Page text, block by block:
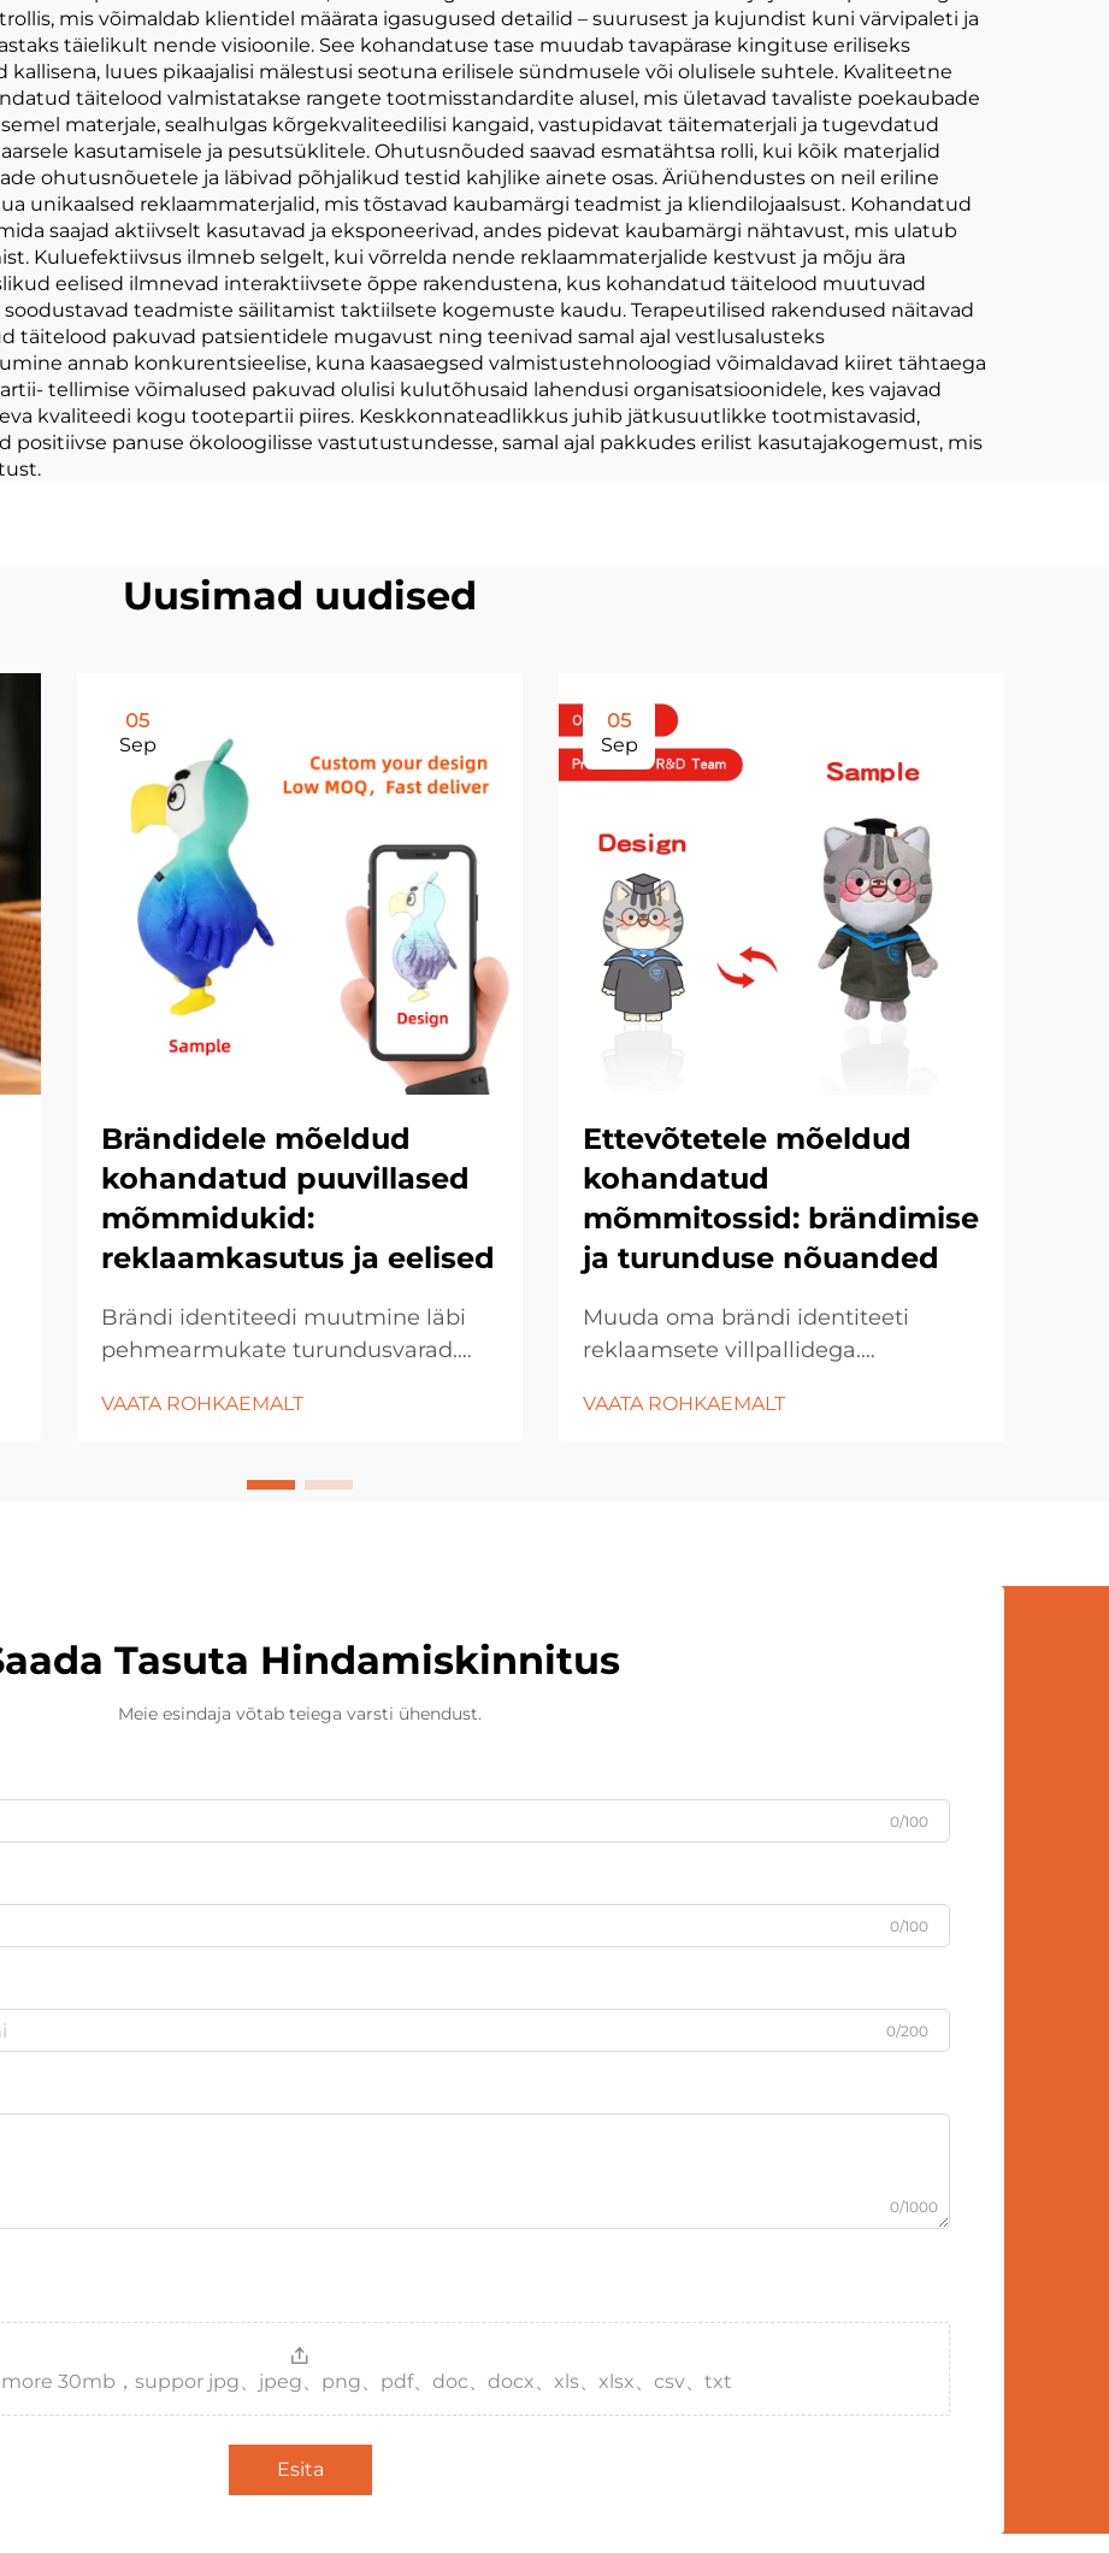
Fännidele
Kontserdile
Juhul
Mänguasjad
Personaliseeritav
Plush Võtmekeedas
mis võimaldab klientidel määrata igasugused detailid – suurusest ja kujundist kuni värvipaleti ja
täielikult nende visioonile. See kohandatuse tase muudab tavapärase kingituse eriliseks
kallisena, luues pikaajalisi mälestusi seotuna erilisele sündmusele või olulisele suhtele. Kvaliteetne
täitelood valmistatakse rangete tootmisstandardite alusel, mis ületavad tavaliste poekaubade
materjale, sealhulgas kõrgekvaliteedilisi kangaid, vastupidavat täitematerjali ja tugevdatud
kasutamisele ja pesutsüklitele. Ohutusnõuded saavad esmatähtsa rolli, kui kõik materjalid
ohutusnõuetele ja läbivad põhjalikud testid kahjlike ainete osas. Äriühendustes on neil eriline
unikaalsed reklaammaterjalid, mis tõstavad kaubamärgi teadmist ja kliendilojaalsust. Kohandatud
saajad aktiivselt kasutavad ja eksponeerivad, andes pidevat kaubamärgi nähtavust, mis ulatub
Kuluefektiivsus ilmneb selgelt, kui võrrelda nende reklaammaterjalide kestvust ja mõju ära
eelised ilmnevad interaktiivsete õppe rakendustena, kus kohandatud täitelood muutuvad
soodustavad teadmiste säilitamist taktiilsete kogemuste kaudu. Terapeutilised rakendused näitavad
täitelood pakuvad patsientidele mugavust ning teenivad samal ajal vestlusalusteks
annab konkurentsieelise, kuna kaasaegsed valmistustehnoloogiad võimaldavad kiiret tähtaega
tellimise võimalused pakuvad olulisi kulutõhusaid lahendusi organisatsioonidele, kes vajavad
kvaliteedi kogu tootepartii piires. Keskkonnateadlikkus juhib jätkusuutlikke tootmistavasid,
panuse ökoloogilisse vastutustundesse, samal ajal pakkudes erilist kasutajakogemust, mis
Uusimad uudised
05
Sep
Brändidele mõeldud
kohandatud puuvillased
mõmmidukid:
reklaamkasutus ja eelised
Brändi identiteedi muutmine läbi
pehmearmukate turundusvarad.
konkurentsivõimelises
brändid pidevalt innovaatilisi viise,
VAATA ROHKAEMALT
05
Sep
Ettevõtetele mõeldud
kohandatud
mõmmitossid: brändimise
ja turunduse nõuanded
Muuda oma brändi identiteeti
reklaamsete villpallidega.
ärikeskkonna nõuab rohkem kui
VAATA ROHKAEMALT
Tasuta Hindamiskinnitus
Meie esindaja võtab teiega varsti ühendust.
0/100
0/100
0/200
0/1000
30mb，suppor jpg、jpeg、png、pdf、doc、docx、xls、xlsx、csv、txt
Esita